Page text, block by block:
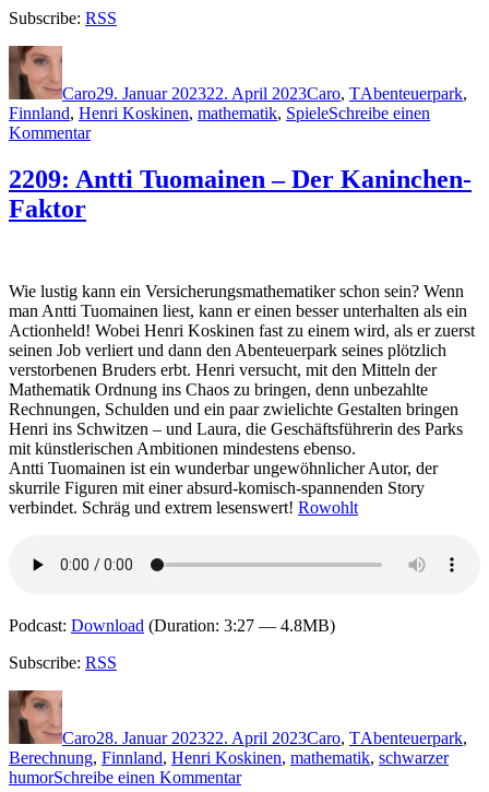
Subscribe: RSS
Autor
Caro29. Januar 202322. April 2023Caro, TAbenteuerpark,
Finnland, Henri Koskinen, mathematik, SpieleSchreibe einen
Kommentarzu
Antti
Tuomainen
2209: Antti Tuomainen – Der Kaninchen-
Faktor
Wie lustig kann ein Versicherungsmathematiker schon sein? Wenn
man Antti Tuomainen liest, kann er einen besser unterhalten als ein
Actionheld! Wobei Henri Koskinen fast zu einem wird, als er zuerst
seinen Job verliert und dann den Abenteuerpark seines plötzlich
verstorbenen Bruders erbt. Henri versucht, mit den Mitteln der
Mathematik Ordnung ins Chaos zu bringen, denn unbezahlte
Rechnungen, Schulden und ein paar zwielichte Gestalten bringen
Henri ins Schwitzen – und Laura, die Geschäftsführerin des Parks
mit künstlerischen Ambitionen mindestens ebenso.
Antti Tuomainen ist ein wunderbar ungewöhnlicher Autor, der
skurrile Figuren mit einer absurd-komisch-spannenden Story
verbindet. Schräg und extrem lesenswert! Rowohlt
Podcast: Download (Duration: 3:27 — 4.8MB)
Subscribe: RSS
Autor
Caro28. Januar 202322. April 2023Caro, TAbenteuerpark,
Berechnung, Finnland, Henri Koskinen, mathematik, schwarzer
humorSchreibe einen Kommentarzu